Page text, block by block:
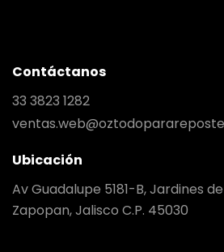
Contáctanos
33 3823 1282
Ubicación
Av Guadalupe 5181-B, Jardines
Zapopan, Jalisco C.P. 45030